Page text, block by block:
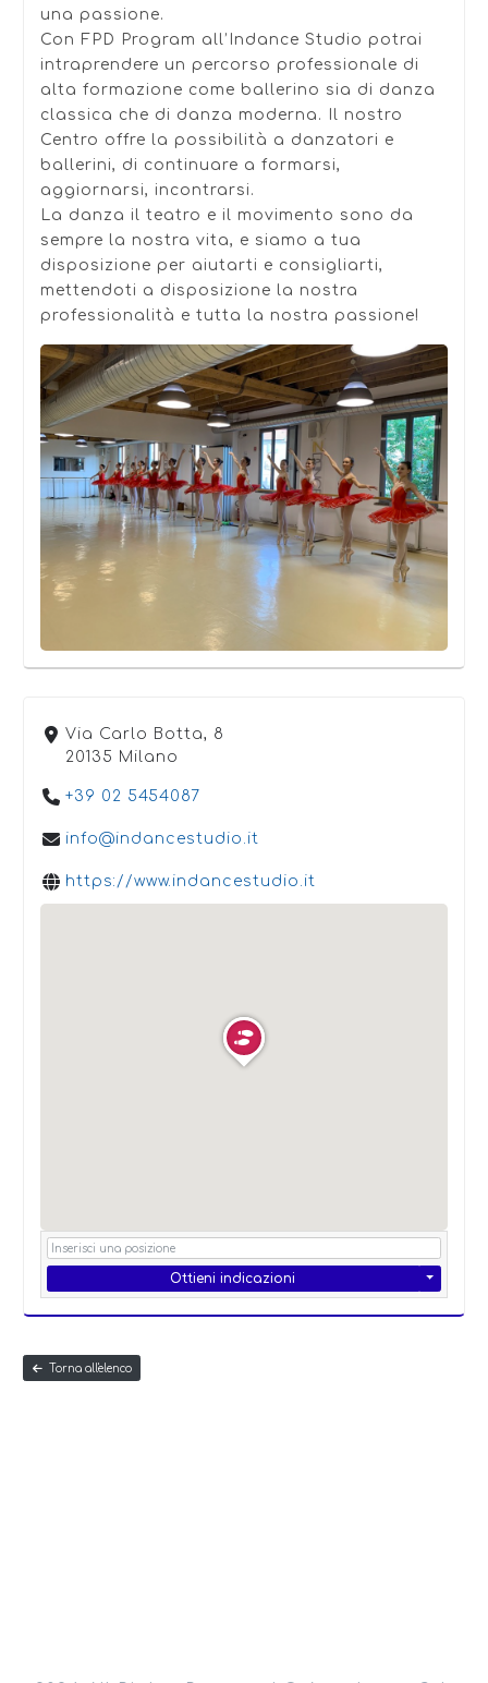
una passione.
Con FPD Program all’Indance Studio potrai
intraprendere un percorso professionale di
alta formazione come ballerino sia di danza
classica che di danza moderna. Il nostro
Centro offre la possibilità a danzatori e
ballerini, di continuare a formarsi,
aggiornarsi, incontrarsi.
La danza il teatro e il movimento sono da
sempre la nostra vita, e siamo a tua
disposizione per aiutarti e consigliarti,
mettendoti a disposizione la nostra
professionalità e tutta la nostra passione!
Via Carlo Botta, 8
20135 Milano
+39 02 5454087
info@indancestudio.it
https://www.indancestudio.it
Ottieni indicazioni
Torna all'elenco